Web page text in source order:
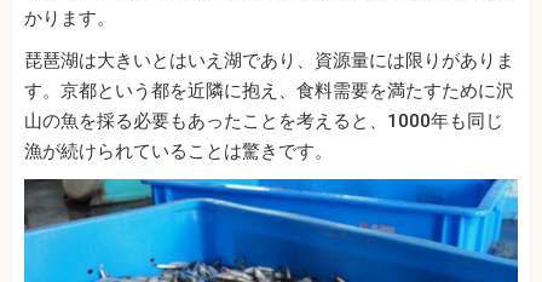
かります。
琵琶湖は大きいとはいえ湖であり、資源量には限りがありま
す。京都という都を近隣に抱え、食料需要を満たすために沢
山の魚を採る必要もあったことを考えると、1000年も同じ
漁が続けられていることは驚きです。